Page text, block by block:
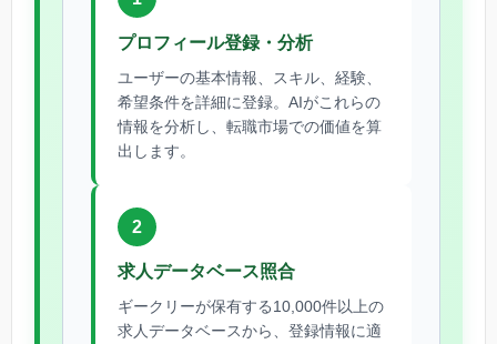
プロフィール登録・分析
ユーザーの基本情報、スキル、経験、
希望条件を詳細に登録。AIがこれらの
情報を分析し、転職市場での価値を算
出します。
2
求人データベース照合
ギークリーが保有する10,000件以上の
求人データベースから、登録情報に適